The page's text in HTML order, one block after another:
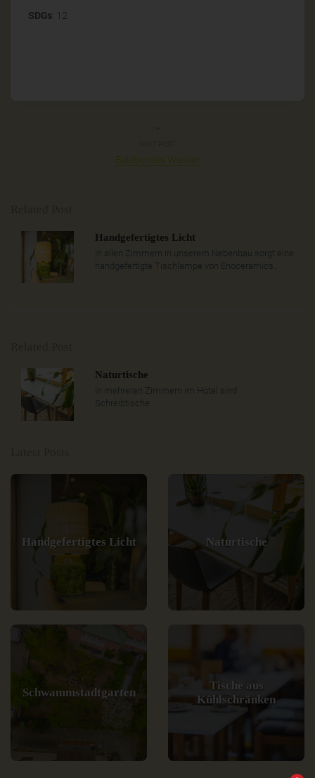
SDGs: 12
Belebendes Wasser
Handgefertigtes Licht
In allen Zimmern in unserem Nebenbau sorgt eine
handgefertigte Tischlampe von Enoceramics..
Naturtische
In mehreren Zimmern im Hotel sind
Schreibtische..
Handgefertigtes Licht Naturtische
Schwammstadtgarten
Tische aus
Kühlschränken